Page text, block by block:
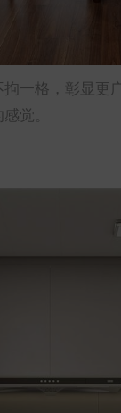
一格，彰显
觉。